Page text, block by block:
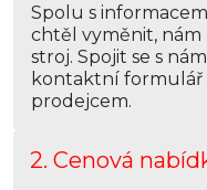
Spolu s
chtěl vyměnit, nám
stroj. Spojit se s
kontaktní formulář
prodejcem.
2. Cenová